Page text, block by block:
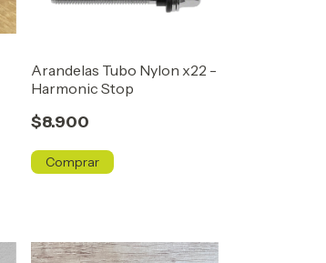
Arandelas Tubo Nylon x22 -
Harmonic Stop
$8.900